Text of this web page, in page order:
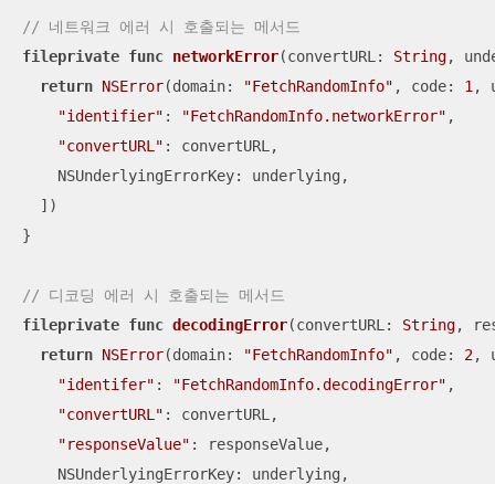
// 네트워크 에러 시 호출되는 메서드
fileprivate func networkError(convertURL : String,
return NSError(domain: "FetchRandomInfo" , code: 1 ,
"identifier" : "FetchRandomInfo.networkError" ,
"convertURL" : convertURL,
    NSUnderlyingErrorKey: underlying,
  ])
}
// 디코딩 에러 시 호출되는 메서드
fileprivate func decodingError(convertURL : String,
return NSError(domain: "FetchRandomInfo" , code: 2,
"identifer" : "FetchRandomInfo.decodingError" ,
"convertURL" : convertURL,
"responseValue" : responseValue,
    NSUnderlyingErrorKey: underlying,